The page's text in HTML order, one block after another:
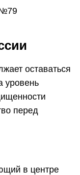
№79
оставаться
уровень
перед
в центре